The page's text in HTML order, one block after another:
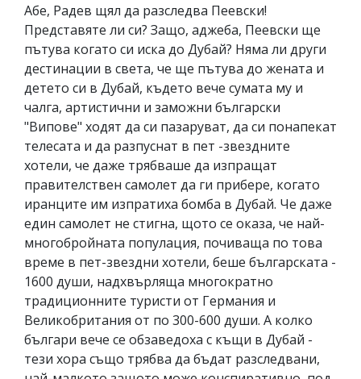
Абе, Радев щял да разследва Пеевски!
Представяте ли си? Защо, аджеба, Пеевски ще
пътува когато си иска до Дубай? Няма ли други
дестинации в света, че ще пътува до жената и
детето си в Дубай, където вече сумата му и
чалга, артистични и заможни български
"Випове" ходят да си пазаруват, да си понапекат
телесата и да разпуснат в пет -звездните
хотели, че даже трябваше да изпращат
правителствен самолет да ги прибере, когато
иранците им изпратиха бомба в Дубай. Че даже
един самолет не стигна, щото се оказа, че най-
многобройната популация, почиваща по това
време в пет-звездни хотели, беше българската -
1600 души, надхвърляща многократно
традиционните туристи от Германия и
Великобритания от по 300-600 души. А колко
българи вече се обзаведоха с къщи в Дубай -
тези хора също трябва да бъдат разследвани,